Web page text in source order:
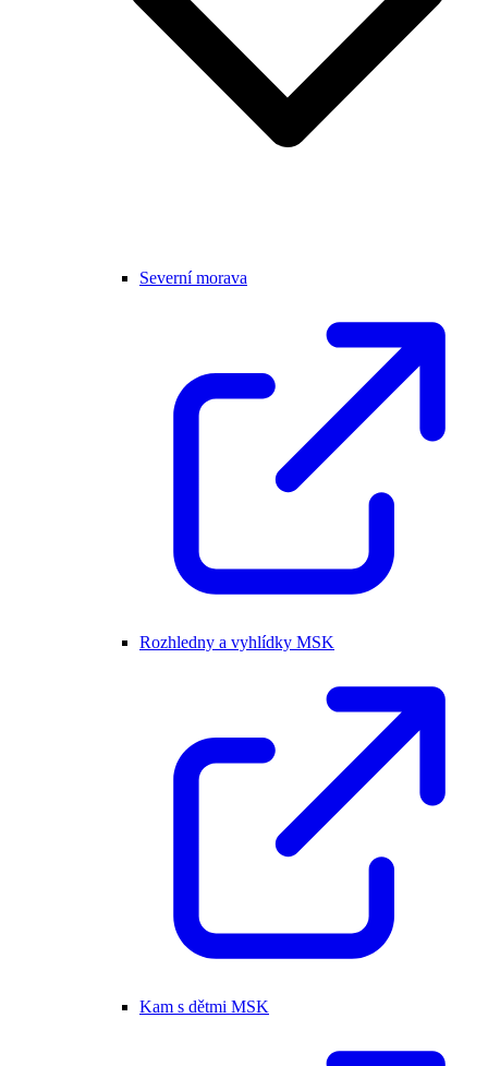
Severní morava
Rozhledny a vyhlídky MSK
Kam s dětmi MSK